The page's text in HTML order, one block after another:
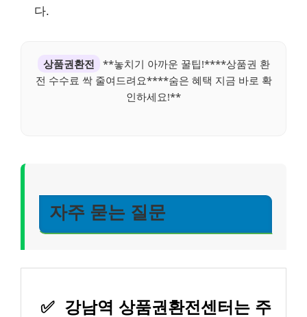
다.
상품권환전
**놓치기 아까운 꿀팁!****상품권 환
전 수수료 싹 줄여드려요****숨은 혜택 지금 바로 확
인하세요!**
자주 묻는 질문
✅ 강남역 상품권환전센터는 주